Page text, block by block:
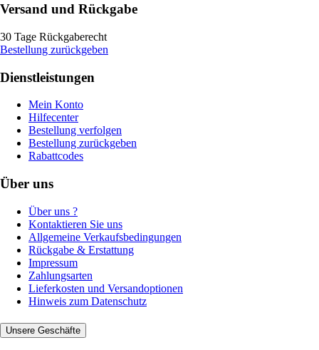
Versand und Rückgabe
30 Tage Rückgaberecht
Bestellung zurückgeben
Dienstleistungen
Mein Konto
Hilfecenter
Bestellung verfolgen
Bestellung zurückgeben
Rabattcodes
Über uns
Über uns ?
Kontaktieren Sie uns
Allgemeine Verkaufsbedingungen
Rückgabe & Erstattung
Impressum
Zahlungsarten
Lieferkosten und Versandoptionen
Hinweis zum Datenschutz
Unsere Geschäfte